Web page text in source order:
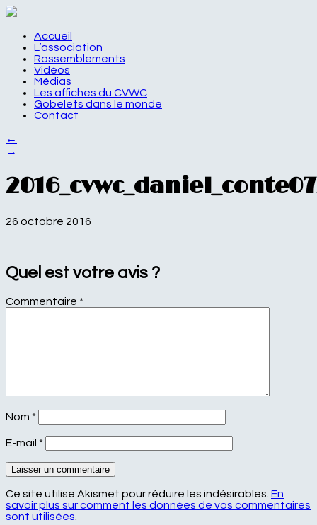
Accueil
L’association
Rassemblements
Vidéos
Médias
Les affiches du CVWC
Gobelets dans le monde
Contact
←
→
26 octobre 2016
Quel est votre avis ?
Commentaire *
Nom *
E-mail *
Ce site utilise Akismet pour réduire les indésirables. En
savoir plus sur comment les données de vos commentaires
sont utilisées